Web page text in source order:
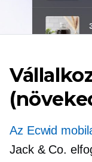
Az Ecwid
Jack & Co.